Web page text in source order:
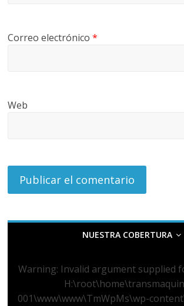
Correo electrónico*
Web
NUESTRA COBERTURA
Warning: Invalid argument supplied
001\www\www\TmWpMs\wp-